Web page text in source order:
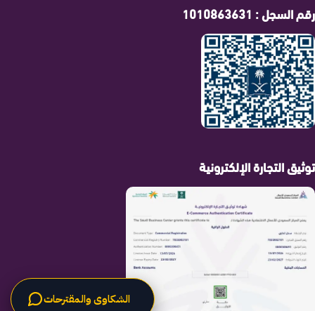
رقم السجل : 1010863631
توثيق التجارة الإلكترونية
الشكاوى والمقترحات